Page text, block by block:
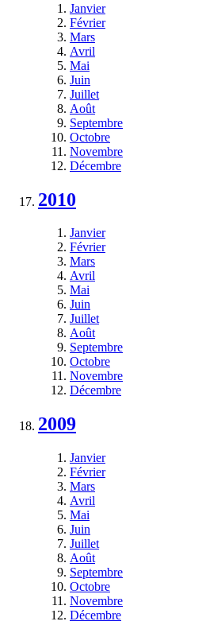
Janvier
Février
Mars
Avril
Mai
Juin
Juillet
Août
Septembre
Octobre
Novembre
Décembre
2010
Janvier
Février
Mars
Avril
Mai
Juin
Juillet
Août
Septembre
Octobre
Novembre
Décembre
2009
Janvier
Février
Mars
Avril
Mai
Juin
Juillet
Août
Septembre
Octobre
Novembre
Décembre